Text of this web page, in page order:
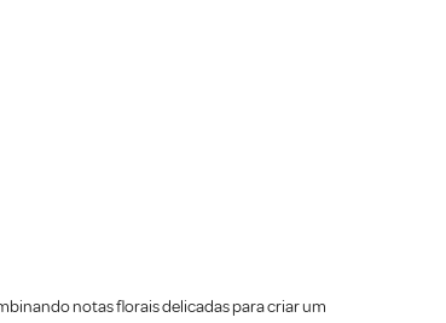
notas florais delicadas para criar um